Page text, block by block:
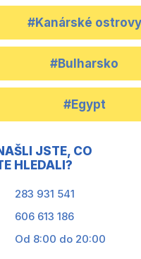
#Kanárské ostrovy
#Bulharsko
#Egypt
JSTE, CO
HLEDALI?
283 931 541
606 613 186
Od 8:00 do 20:00